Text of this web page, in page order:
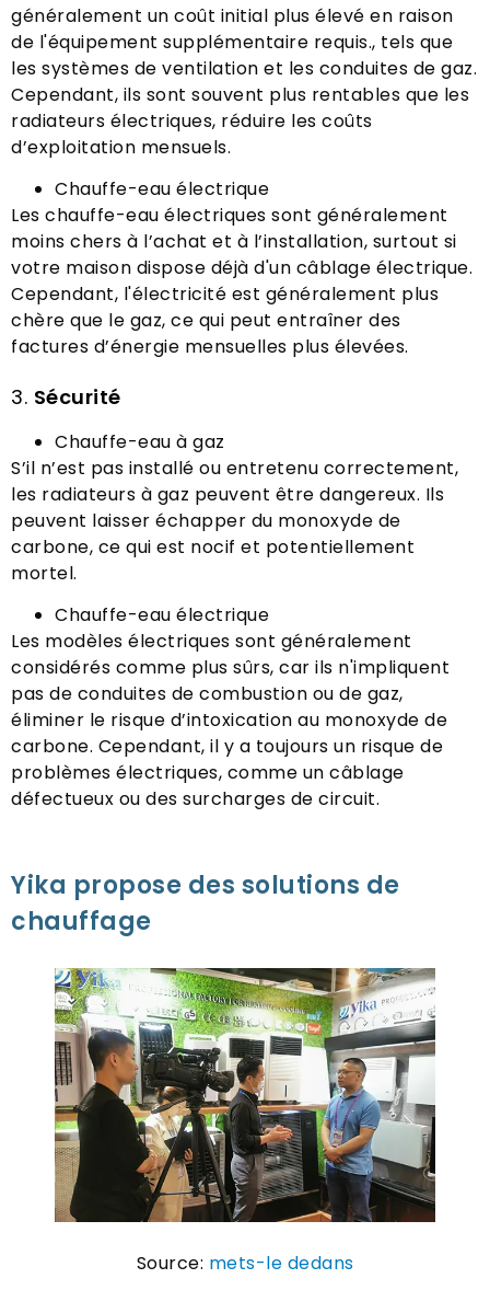
généralement un coût initial plus élevé en raison
de l'équipement supplémentaire requis., tels que
les systèmes de ventilation et les conduites de gaz.
Cependant, ils sont souvent plus rentables que les
radiateurs électriques, réduire les coûts
d’exploitation mensuels.
Chauffe-eau électrique
Les chauffe-eau électriques sont généralement
moins chers à l’achat et à l’installation, surtout si
votre maison dispose déjà d'un câblage électrique.
Cependant, l'électricité est généralement plus
chère que le gaz, ce qui peut entraîner des
factures d’énergie mensuelles plus élevées.
3. Sécurité
Chauffe-eau à gaz
S’il n’est pas installé ou entretenu correctement,
les radiateurs à gaz peuvent être dangereux. Ils
peuvent laisser échapper du monoxyde de
carbone, ce qui est nocif et potentiellement
mortel.
Chauffe-eau électrique
Les modèles électriques sont généralement
considérés comme plus sûrs, car ils n'impliquent
pas de conduites de combustion ou de gaz,
éliminer le risque d’intoxication au monoxyde de
carbone. Cependant, il y a toujours un risque de
problèmes électriques, comme un câblage
défectueux ou des surcharges de circuit.
Yika propose des solutions de
chauffage
Source: mets-le dedans